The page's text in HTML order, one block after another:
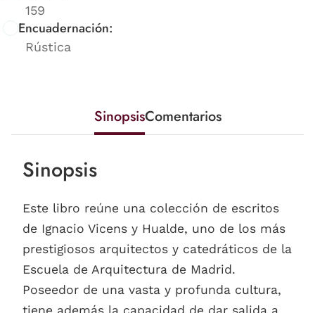
159
Encuadernación:
Rústica
SinopsisComentarios
Sinopsis
Este libro reúne una colección de escritos
de Ignacio Vicens y Hualde, uno de los más
prestigiosos arquitectos y catedráticos de la
Escuela de Arquitectura de Madrid.
Poseedor de una vasta y profunda cultura,
tiene además la capacidad de dar salida a